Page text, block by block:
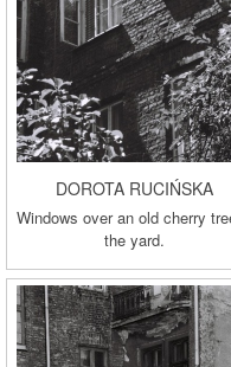
DOROTA RUCIŃSKA
Windows over an old cherry
the yard.